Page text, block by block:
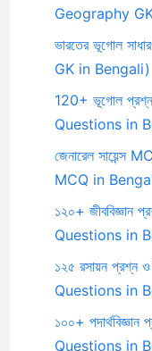
Geography
ভারতের ভূগোল
GK in Bengali)
120+ ভূগোল
Questions in
জেনারেল সায়েন্স
MCQ in
১২০+
Questions in
১২৫ রসায়ন
Questions in
১০০+
Questions in